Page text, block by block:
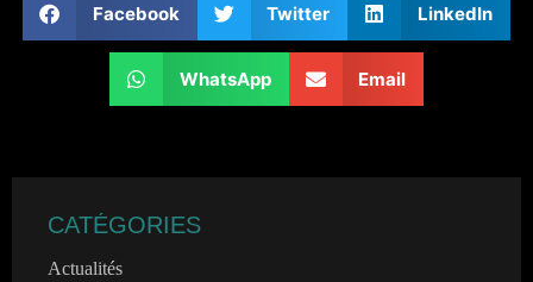
Facebook Twitter LinkedIn
WhatsApp Email
CATÉGORIES
Actualités